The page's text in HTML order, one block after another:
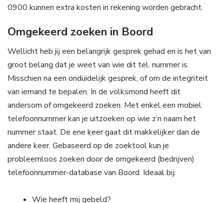
0900 kunnen extra kosten in rekening worden gebracht.
Omgekeerd zoeken in Boord
Wellicht heb jij een belangrijk gesprek gehad en is het van
groot belang dat je weet van wie dit tel. nummer is.
Misschien na een onduidelijk gesprek, of om de integriteit
van iemand te bepalen. In de volksmond heeft dit
andersom of omgekeerd zoeken. Met enkel een mobiel
telefoonnummer kan je uitzoeken op wie z’n naam het
nummer staat. De ene keer gaat dit makkelijker dan de
andere keer. Gebaseerd op de zoektool kun je
probleemloos zoeken door de omgekeerd (bedrijven)
telefoonnummer-database van Boord. Ideaal bij:
Wie heeft mij gebeld?